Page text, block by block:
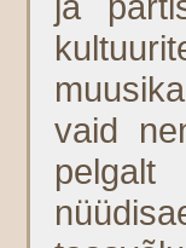
vaid
pelgalt